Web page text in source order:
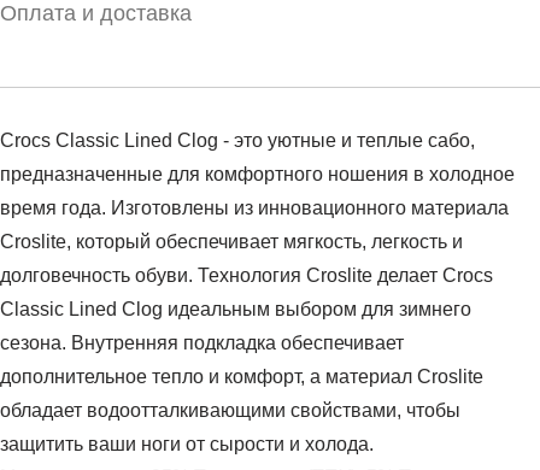
Оплата и доставка
Crocs Classic Lined Clog - это уютные и теплые сабо,
предназначенные для комфортного ношения в холодное
время года. Изготовлены из инновационного материала
Croslite, который обеспечивает мягкость, легкость и
долговечность обуви. Технология Croslite делает Crocs
Classic Lined Clog идеальным выбором для зимнего
сезона. Внутренняя подкладка обеспечивает
дополнительное тепло и комфорт, а материал Croslite
обладает водоотталкивающими свойствами, чтобы
защитить ваши ноги от сырости и холода.